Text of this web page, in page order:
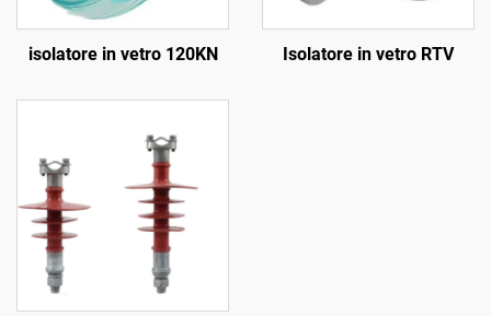
isolatore in vetro 120KN Isolatore in vetro RTV